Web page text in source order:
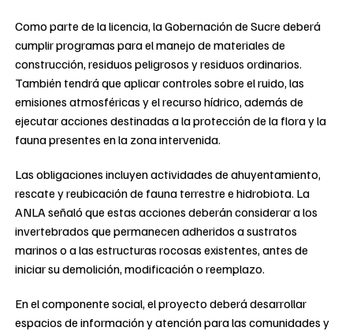
Como parte de la licencia, la Gobernación de Sucre deberá
cumplir programas para el manejo de materiales de
construcción, residuos peligrosos y residuos ordinarios.
También tendrá que aplicar controles sobre el ruido, las
emisiones atmosféricas y el recurso hídrico, además de
ejecutar acciones destinadas a la protección de la flora y la
fauna presentes en la zona intervenida.
Las obligaciones incluyen actividades de ahuyentamiento,
rescate y reubicación de fauna terrestre e hidrobiota. La
ANLA señaló que estas acciones deberán considerar a los
invertebrados que permanecen adheridos a sustratos
marinos o a las estructuras rocosas existentes, antes de
iniciar su demolición, modificación o reemplazo.
En el componente social, el proyecto deberá desarrollar
espacios de información y atención para las comunidades y